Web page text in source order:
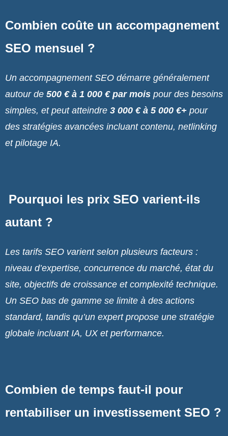
Combien coûte un accompagnement
SEO mensuel ?
Un accompagnement SEO démarre généralement
autour de 500 € à 1 000 € par mois pour des besoins
simples, et peut atteindre 3 000 € à 5 000 €+ pour
des stratégies avancées incluant contenu, netlinking
et pilotage IA.
Pourquoi les prix SEO varient-ils
autant ?
Les tarifs SEO varient selon plusieurs facteurs :
niveau d’expertise, concurrence du marché, état du
site, objectifs de croissance et complexité technique.
Un SEO bas de gamme se limite à des actions
standard, tandis qu’un expert propose une stratégie
globale incluant IA, UX et performance.
Combien de temps faut-il pour
rentabiliser un investissement SEO ?